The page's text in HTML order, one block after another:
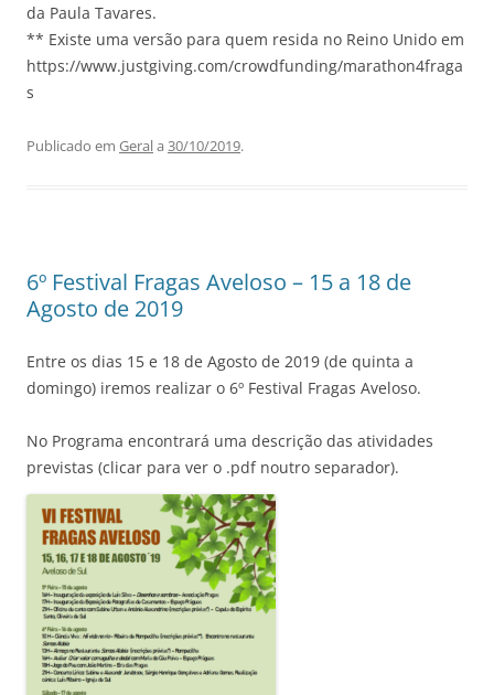
da Paula Tavares.
** Existe uma versão para quem resida no Reino Unido em
https://www.justgiving.com/crowdfunding/marathon4fraga
s
Publicado em Gerala 30/10/2019.
6º Festival Fragas Aveloso – 15 a 18 de
Agosto de 2019
Entre os dias 15 e 18 de Agosto de 2019 (de quinta a
domingo) iremos realizar o 6º Festival Fragas Aveloso.
No Programa encontrará uma descrição das atividades
previstas (clicar para ver o .pdf noutro separador).